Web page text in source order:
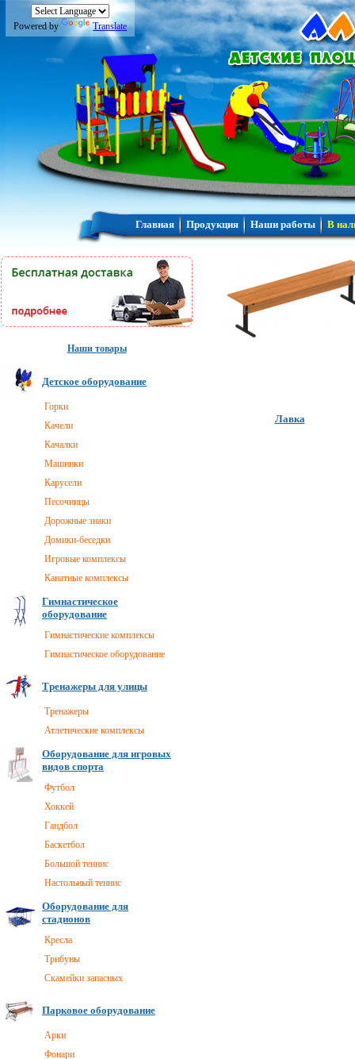
Powered by Translate
Главная Продукция Наши работы В
Наши товары
Детское оборудование
Горки
Качели
Качалки
Машинки
Карусели
Песочницы
Дорожные знаки
Домики-беседки
Игровые комплексы
Канатные комплексы
Гимнастическое
оборудование
Гимнастические комплексы
Гимнастическое оборудование
Тренажеры для улицы
Тренажеры
Атлетические комплексы
Оборудование для игровых
видов спорта
Футбол
Хоккей
Гандбол
Баскетбол
Большой теннис
Настольный теннис
Оборудование для
стадионов
Кресла
Трибуны
Скамейки запасных
Парковое оборудование
Арки
Фонари
Лавка